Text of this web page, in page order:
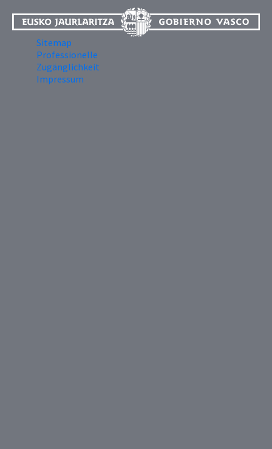
Sitemap
Professionelle
Zugänglichkeit
Impressum